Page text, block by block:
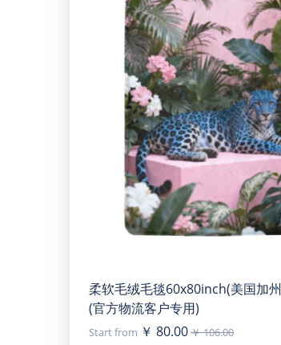
柔软毛绒毛毯60x80inch(美国加
(官方物流客户专用)
Start from ￥ 80.00￥ 106.00